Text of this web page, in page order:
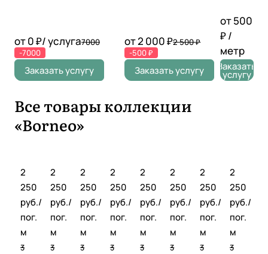
от 0 ₽/ услуга7000
-7000
Заказать услугу
от 2 000 ₽2 500 ₽
-500 ₽
Заказать услугу
складо
к прямо
на
месте
Провер
ка
от 500
₽ /
метр
Заказать
услугу
Все товары коллекции
«Borneo»
2
250
руб./
пог.
м
3
2
250
руб./
пог.
м
3
2
250
руб./
пог.
м
3
2
250
руб./
пог.
м
3
2
250
руб./
пог.
м
3
2
250
руб./
пог.
м
3
2
250
руб./
пог.
м
3
2
250
руб./
пог.
м
3